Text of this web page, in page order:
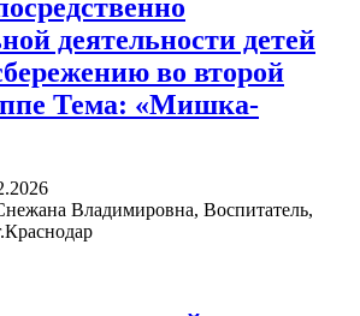
деятельности детей
во второй
Тема: «Мишка-
Владимировна, Воспитатель,